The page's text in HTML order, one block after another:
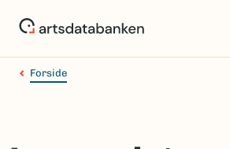
Forside